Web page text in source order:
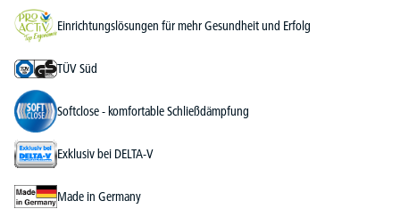
Einrichtungslösungen für mehr Gesundheit und Erfolg
TÜV Süd
Softclose - komfortable Schließdämpfung
Exklusiv bei DELTA-V
Made in Germany